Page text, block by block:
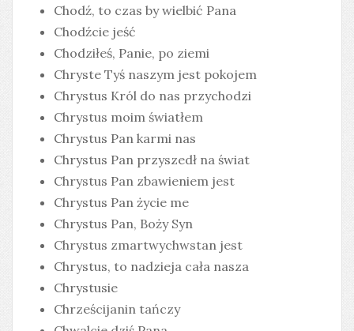
Chodź, to czas by wielbić Pana
Chodźcie jeść
Chodziłeś, Panie, po ziemi
Chryste Tyś naszym jest pokojem
Chrystus Król do nas przychodzi
Chrystus moim światłem
Chrystus Pan karmi nas
Chrystus Pan przyszedł na świat
Chrystus Pan zbawieniem jest
Chrystus Pan życie me
Chrystus Pan, Boży Syn
Chrystus zmartwychwstan jest
Chrystus, to nadzieja cała nasza
Chrystusie
Chrześcijanin tańczy